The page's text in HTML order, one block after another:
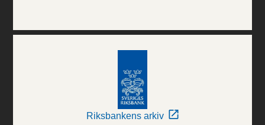
Riksbankens arkiv